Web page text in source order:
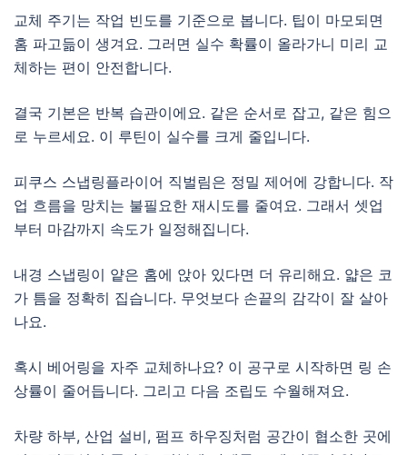
교체 주기는 작업 빈도를 기준으로 봅니다. 팁이 마모되면
홈 파고듦이 생겨요. 그러면 실수 확률이 올라가니 미리 교
체하는 편이 안전합니다.
결국 기본은 반복 습관이에요. 같은 순서로 잡고, 같은 힘으
로 누르세요. 이 루틴이 실수를 크게 줄입니다.
피쿠스 스냅링플라이어 직벌림은 정밀 제어에 강합니다. 작
업 흐름을 망치는 불필요한 재시도를 줄여요. 그래서 셋업
부터 마감까지 속도가 일정해집니다.
내경 스냅링이 얕은 홈에 앉아 있다면 더 유리해요. 얇은 코
가 틈을 정확히 집습니다. 무엇보다 손끝의 감각이 잘 살아
나요.
혹시 베어링을 자주 교체하나요? 이 공구로 시작하면 링 손
상률이 줄어듭니다. 그리고 다음 조립도 수월해져요.
차량 하부, 산업 설비, 펌프 하우징처럼 공간이 협소한 곳에